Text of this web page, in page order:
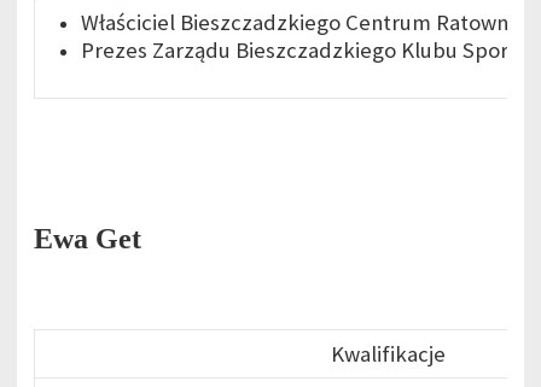
Właściciel Bieszczadzkiego Centrum
Prezes Zarządu Bieszczadzkiego Klubu
Ewa Get
Kwalifikacje